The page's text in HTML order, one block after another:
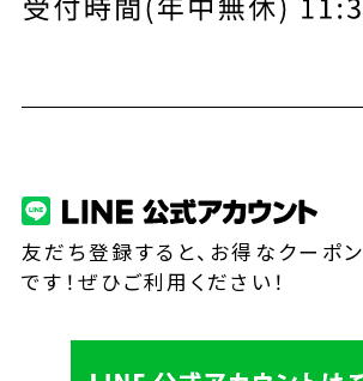
友だち登録すると、お得なクーポ
です！ぜひご利用ください！